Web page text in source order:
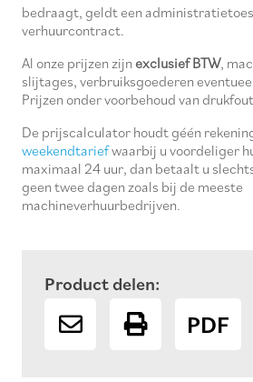
bedraagt, geldt een
verhuurcontract.
Al onze prijzen zijn exclusief BTW,
slijtages, verbruiksgoederen
Prijzen onder voorbehoud van
De prijscalculator houdt géén
weekendtariefwaarbij u voordeliger
maximaal 24 uur, dan betaalt u
geen twee dagen zoals bij de meeste
machineverhuurbedrijven.
Product delen:
PDF